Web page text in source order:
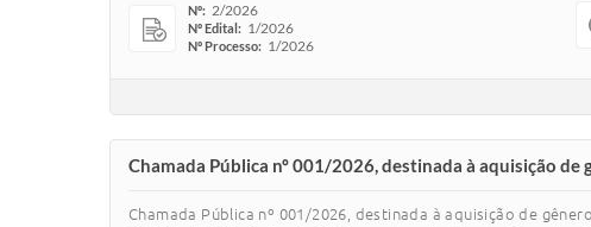
Nº: 2/2026
Nº Edital: 1/2026
Nº Processo: 1/2026
Chamada Pública nº 001/2026, destinada à aquisição
Chamada Pública nº 001/2026, destinada à aquisição de